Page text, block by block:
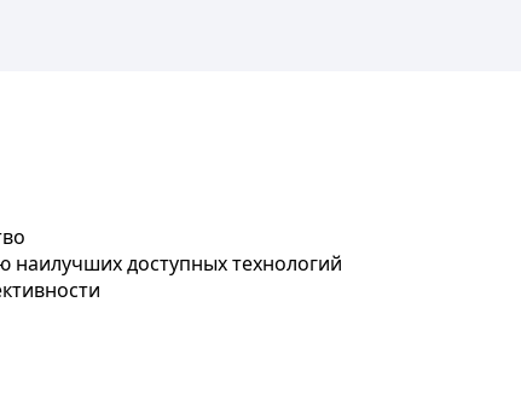
наилучших доступных технологий